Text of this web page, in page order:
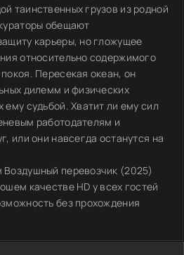
таинственных грузов из родной
обещают
карьеры, но гложущее
относительно содержимого
Пересекая океан, он
дилемм и физических
ему судьбой. Хватит ли ему сил
работодателям и
или они навсегда останутся на
перевозчик (2025)
качестве HD у всех гостей
без прохождения